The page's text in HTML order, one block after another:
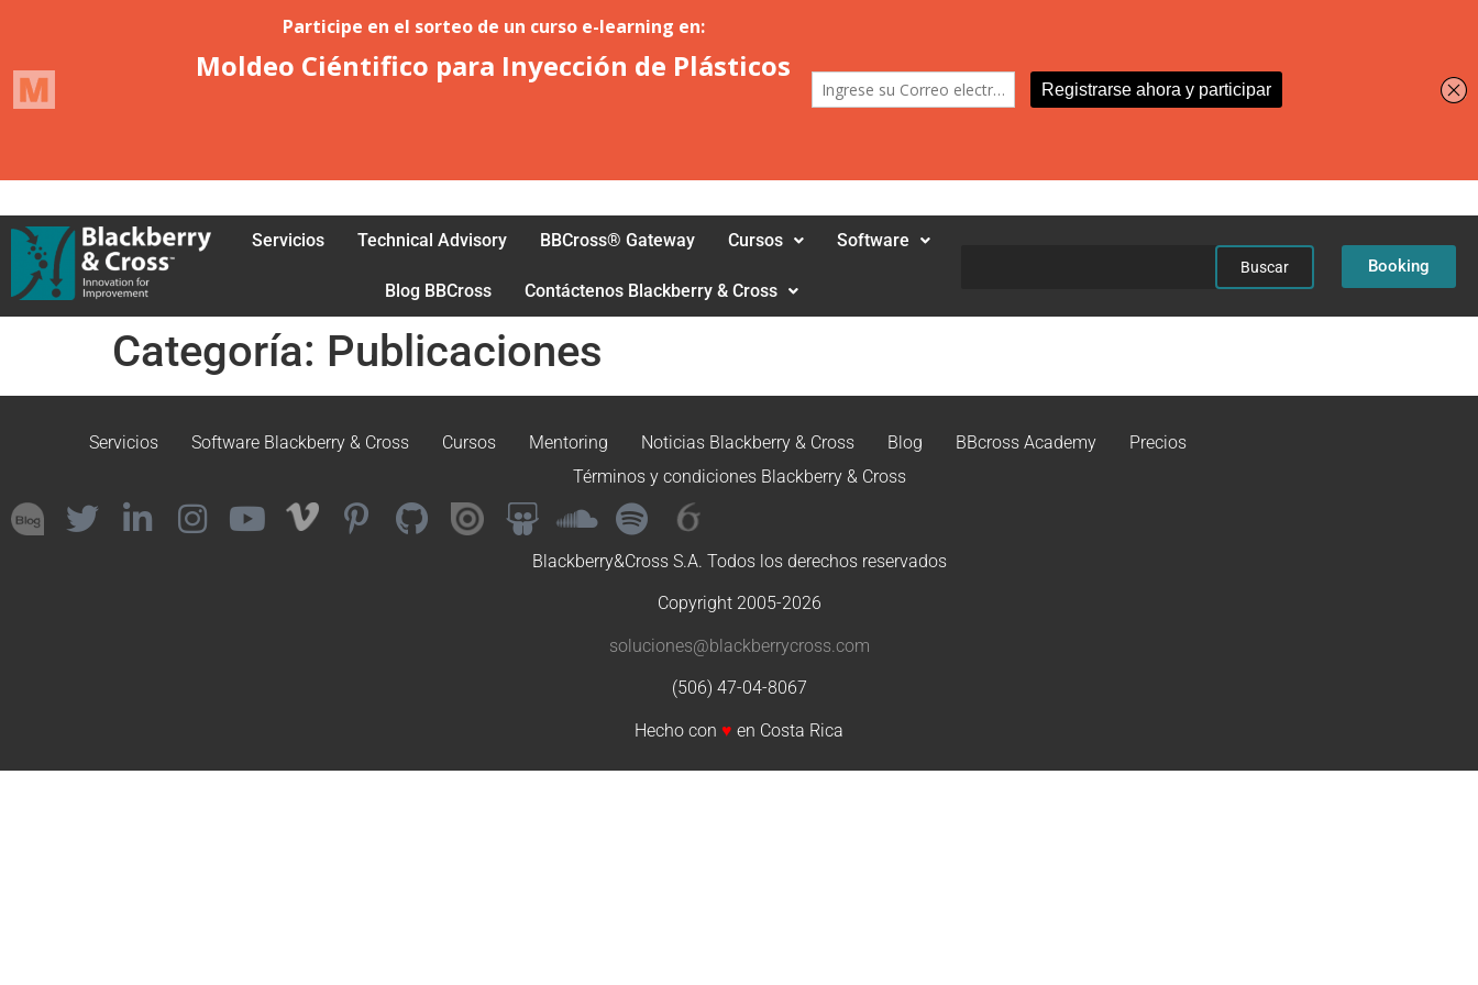
Servicios Technical Advisory BBCross® Gateway Cursos Software
Blog BBCross Contáctenos Blackberry & Cross
Booking
Categoría: Publicaciones
Servicios Software Blackberry & Cross Cursos Mentoring Noticias Blackberry & Cross Blog BBcross Academy
Precios
Términos y condiciones Blackberry & Cross
Blackberry&Cross S.A. Todos los derechos reservados
Copyright 2005-2026
soluciones@blackberrycross.com
(506) 47-04-8067
Hecho con ♥ en Costa Rica